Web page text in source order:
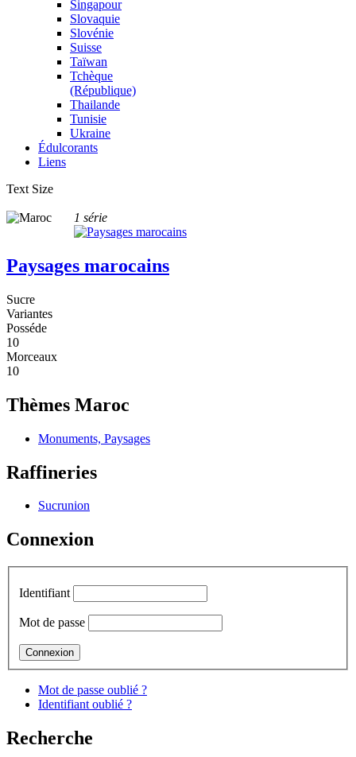
Singapour
Slovaquie
Slovénie
Suisse
Taïwan
Tchèque
(République)
Thailande
Tunisie
Ukraine
Édulcorants
Liens
Text Size
1 série
Paysages marocains
Sucre
Variantes
Posséde
10
Morceaux
10
Thèmes Maroc
Monuments, Paysages
Raffineries
Sucrunion
Connexion
Identifiant
Mot de passe
Mot de passe oublié ?
Identifiant oublié ?
Recherche